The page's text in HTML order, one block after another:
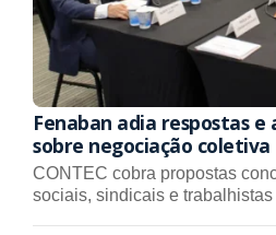
Fenaban adia respostas
sobre negociação coletiva
CONTEC cobra propostas
sociais, sindicais e trabalhistas